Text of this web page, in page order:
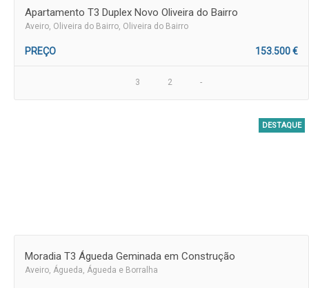
Apartamento T3 Duplex Novo Oliveira do Bairro
Aveiro , Oliveira do Bairro, Oliveira do Bairro
PREÇO 153.500 €
3 2 -
DESTAQUE
Moradia T3 Águeda Geminada em Construção
Aveiro , Águeda, Águeda e Borralha